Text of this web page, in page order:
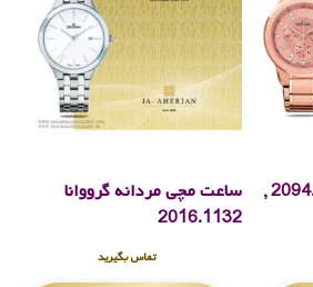
ساعت ست گرووانا 2094.9266 ,
ساعت مچی مردانه گرووانا
2016.1132
تماس بگیرید